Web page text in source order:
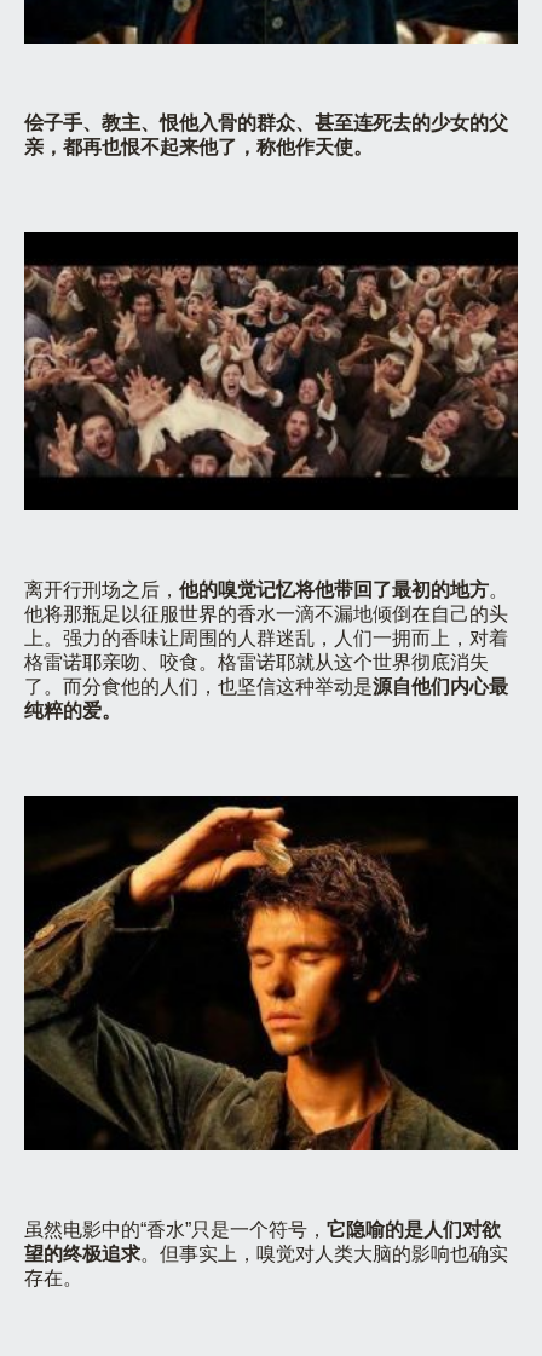
侩子手、教主、恨他入骨的群众、甚至连死去的少女的父
亲，都再也恨不起来他了，称他作天使。
离开行刑场之后， 他的嗅觉记忆将他带回了最初的地方。
他将那瓶足以征服世界的香水一滴不漏地倾倒在自己的头
上。强力的香味让周围的人群迷乱，人们一拥而上，对着
格雷诺耶亲吻、咬食。格雷诺耶就从这个世界彻底消失
了。而分食他的人们，也坚信这种举动是源自他们内心最
纯粹的爱。
虽然电影中的“香水”只是一个符号， 它隐喻的是人们对欲
望的终极追求。但事实上，嗅觉对人类大脑的影响也确实
存在。